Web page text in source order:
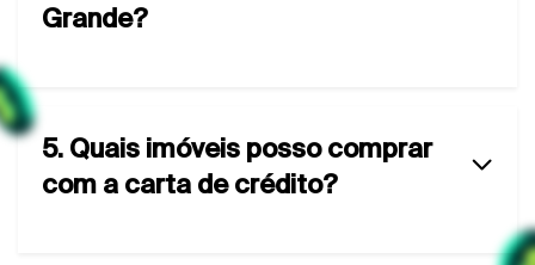
Grande?
5. Quais imóveis posso comprar
com a carta de crédito?